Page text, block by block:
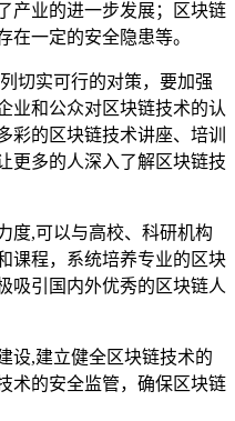
产业的进一步发展；区块链
在一定的安全隐患等。
切实可行的对策，要加强
业和公众对区块链技术的认
彩的区块链技术讲座、培训
更多的人深入了解区块链技
度,可以与高校、科研机构
课程，系统培养专业的区块
吸引国内外优秀的区块链人
设,建立健全区块链技术的
术的安全监管，确保区块链